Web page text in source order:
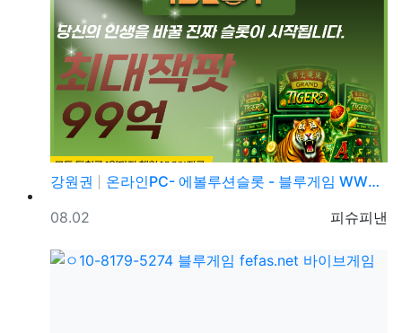
강원권
온라인PC- 에볼루션슬롯 - 블루게임 WWW.fefas…
등록자
피슈피낸
등록일
08.02